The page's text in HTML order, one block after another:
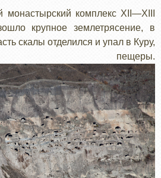
комплекс XII—XIII
крупное землетрясение, в
скалы отделился и упал в Куру,
пещеры.